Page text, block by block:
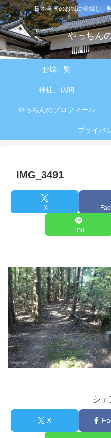
日本全国のお城に登城し、
やっちん
お城一覧
神社、仏閣
やっちんのプロフィール
プライバ
IMG_3491
X
LINE
シェ
X